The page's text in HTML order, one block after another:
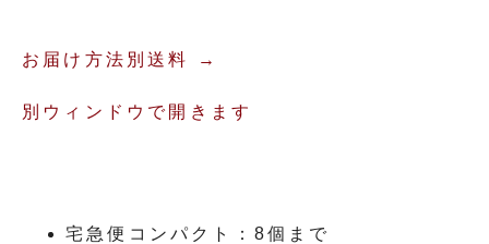
お届け方法別送料 →
別ウィンドウで開きます
宅急便コンパクト：8個まで